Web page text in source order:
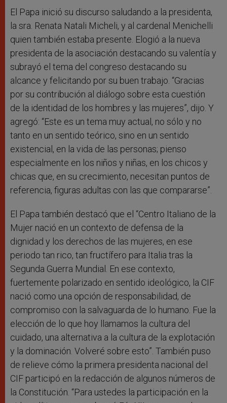
El Papa inició su discurso saludando a la presidenta,
la sra. Renata Natali Micheli, y al cardenal Menichelli
quien también estaba presente. Elogió a la nueva
presidenta de la asociación destacando su valentía y
subrayó el tema del congreso destacando su
alcance y felicitando por su buen trabajo. “Gracias
por su contribución al diálogo sobre esta cuestión
de la identidad de los hombres y las mujeres”, dijo. Y
agregó: “Este es un tema muy actual, no sólo y no
tanto en un sentido teórico, sino en un sentido
existencial, en la vida de las personas; pienso
especialmente en los niños y niñas, en los chicos y
chicas que, en su crecimiento, necesitan puntos de
referencia, figuras adultas con las que compararse”.
El Papa también destacó que el “Centro Italiano de la
Mujer nació en un contexto de defensa de la
dignidad y los derechos de las mujeres, en ese
periodo tan rico, tan fructífero para Italia tras la
Segunda Guerra Mundial. En ese contexto,
fuertemente polarizado en sentido ideológico, la CIF
nació como una opción de responsabilidad, de
compromiso con la salvaguarda de lo humano. Fue la
elección de lo que hoy llamamos la cultura del
cuidado, una alternativa a la cultura de la explotación
y la dominación. Volveré sobre esto”. También puso
de relieve cómo la primera presidenta nacional del
CIF participó en la redacción de algunos números de
la Constitución. “Para ustedes la participación en la